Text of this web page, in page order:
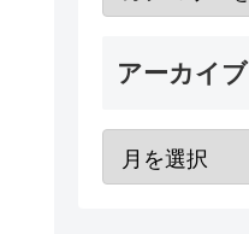
アーカイブ